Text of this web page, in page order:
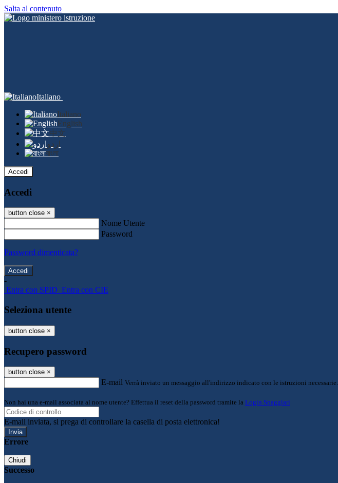
Salta al contenuto
Italiano
Italiano
English
中文
اردو
বাংলা
Accedi
Accedi
button close ×
Nome Utente
Password
Password dimenticata?
-
Entra con SPID Entra con CIE
Seleziona utente
button close ×
Recupero password
button close ×
E-mail Verrà inviato un messaggio all'indirizzo indicato con le istruzioni necessarie.
Non hai una e-mail associata al nome utente? Effettua il reset della password tramite la Login Spaggiari
E-mail inviata, si prega di controllare la casella di posta elettronica!
Errore
Chiudi
Successo